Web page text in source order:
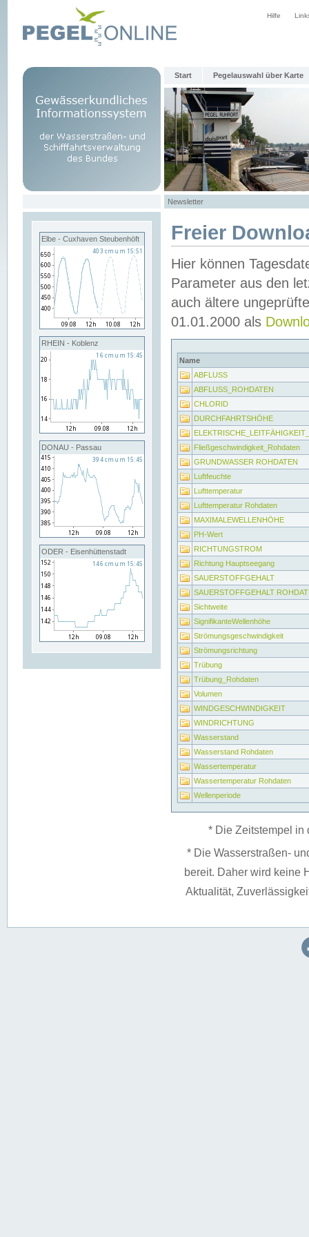
Hilfe
Start Pegelauswahl über Karte
Newsletter
Elbe - Cuxhaven Steubenhöft
RHEIN - Koblenz
DONAU - Passau
ODER - Eisenhüttenstadt
Freier
Hier können
Parameter aus den
auch ältere
01.01.2000 als
Name
ABFLUSS
ABFLUSS_ROHDATEN
CHLORID
DURCHFAHRTSHÖHE
Fließgeschwindigkeit_Rohdaten
GRUNDWASSER ROHDATEN
Luftfeuchte
Lufttemperatur
Lufttemperatur Rohdaten
MAXIMALEWELLENHÖHE
PH-Wert
RICHTUNGSTROM
Richtung Hauptseegang
SAUERSTOFFGEHALT
SAUERSTOFFGEHALT
Sichtweite
SignifikanteWellenhöhe
Strömungsgeschwindigkeit
Strömungsrichtung
Trübung
Trübung_Rohdaten
Volumen
WINDGESCHWINDIGKEIT
WINDRICHTUNG
Wasserstand
Wasserstand Rohdaten
Wassertemperatur
Wassertemperatur Rohdaten
Wellenperiode
* Die Zeitstempel in
* Die Wasserstraßen-
bereit. Daher wird keine
Aktualität,